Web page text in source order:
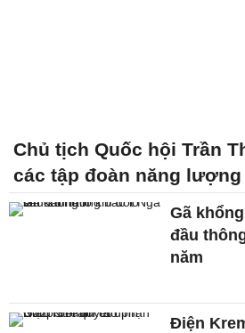
Chủ tịch Quốc hội Trần
các tập đoàn năng
Gã
đầu
năm
Điện